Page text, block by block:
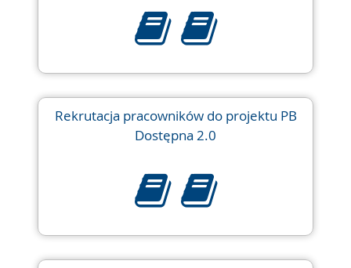
Rekrutacja pracowników do projektu PB
Dostępna 2.0